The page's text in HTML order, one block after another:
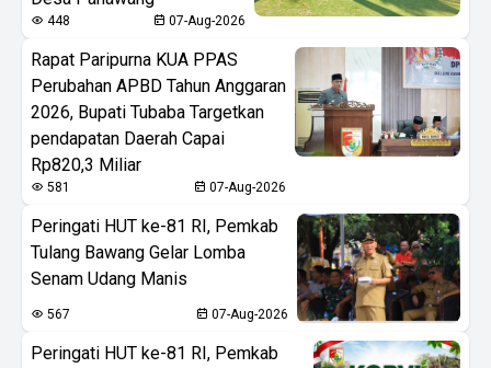
448 07-Aug-2026
Rapat Paripurna KUA PPAS
Perubahan APBD Tahun Anggaran
2026, Bupati Tubaba Targetkan
pendapatan Daerah Capai
Rp820,3 Miliar
581 07-Aug-2026
Peringati HUT ke-81 RI, Pemkab
Tulang Bawang Gelar Lomba
Senam Udang Manis
567 07-Aug-2026
Peringati HUT ke-81 RI, Pemkab